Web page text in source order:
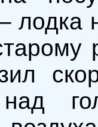
над